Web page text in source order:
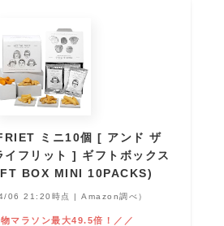
ミニ10個 [ アンド ザ
イフリット ] ギフトボックス
BOX MINI 10PACKS)
06 21:20時点 | Amazon調べ）
マラソン最大49.5倍！／／